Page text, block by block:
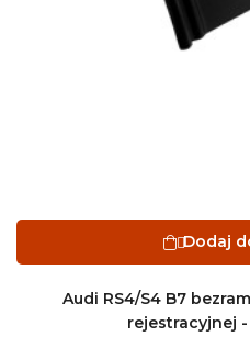
Dodaj
Audi RS4/S4 B7
rejestracyjnej